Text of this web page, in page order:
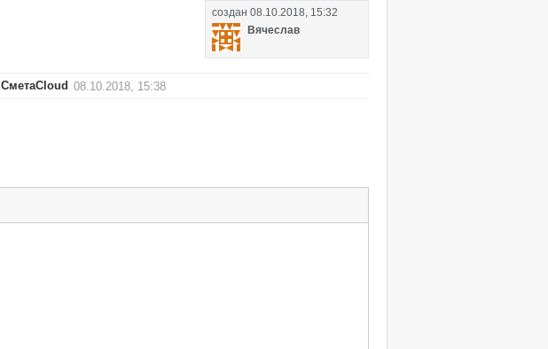
создан 08.10.2018, 15:32
Вячеслав
СметаCloud 08.10.2018, 15:38